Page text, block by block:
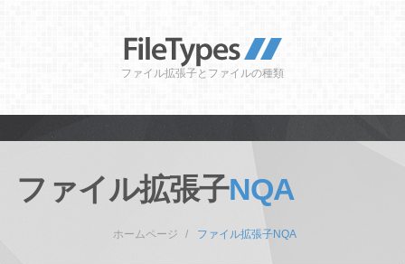
ファイル拡張子とファイルの種類
ファイル拡張子NQA
ホームページ ファイル拡張子NQA